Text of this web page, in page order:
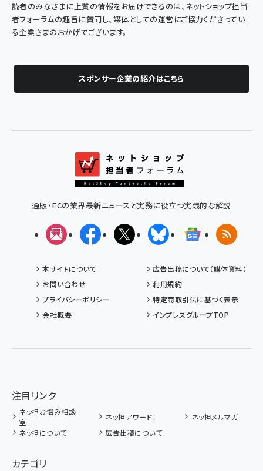
読者のみなさまに上質の情報をお届けできるのは、ネットショップ担当
者フォーラムの趣旨に賛同し、媒体としての運営にご協力くださってい
る企業さまのおかげでございます。
スポンサー企業の紹介はこちら
通販・ECの業界最新ニュースと実務に役立つ実践的な解説
メルマガFacebookX(エックス)BlueskyGoogleニュ
RSS
本サイトについて
広告出稿について（媒体資料）
お問い合わせ
利用規約
プライバシーポリシー
特定商取引法に基づく表示
会社概要
インプレスグループTOP
注目リンク
ネッ担お悩み相談
室
ネッ担アワード！
ネッ担メルマガ
ネッ担について
広告出稿について
カテゴリ